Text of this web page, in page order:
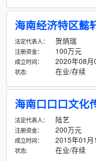
海南经济特区懿
法定代表人： 贺炳瑞
注册资金： 100万元
成立时间： 2020年08月
状态: 在业/存续
海南口口口文化
法定代表人： 陆艺
注册资金： 200万元
成立时间： 2015年01月
状态: 在业/存续